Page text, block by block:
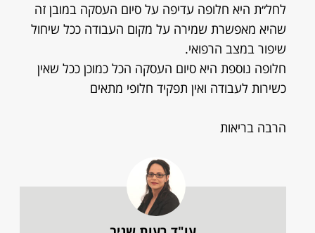
לחל״ת היא חלופה עדיפה על סיום העסקה במובן זה
שהיא מאפשרת שמירה על מקום העבודה ככל שיחול
שיפור במצב הרפואי.
חלופה נוספת היא סיום העסקה הכל כמוכן ככל שאין
כשירות לעבודה ואין תפקיד חלופי מתאים
הרבה בריאות